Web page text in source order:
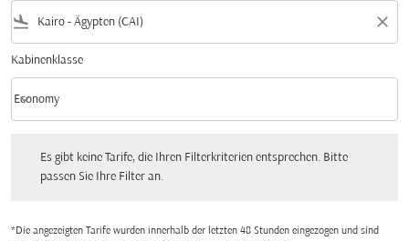
flight_land close
Kabinenklasse
Kabinenklasse option Economy Selected
Economy
keyboard_arrow_down
Es gibt keine Tarife, die Ihren Filterkriterien entsprechen. Bitte
passen Sie Ihre Filter an.
*Die angezeigten Tarife wurden innerhalb der letzten 48 Stunden eingezogen und sind